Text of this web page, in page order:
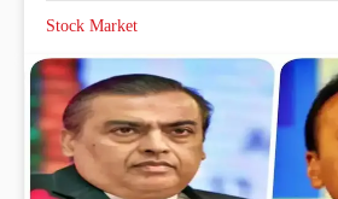
Stock Market